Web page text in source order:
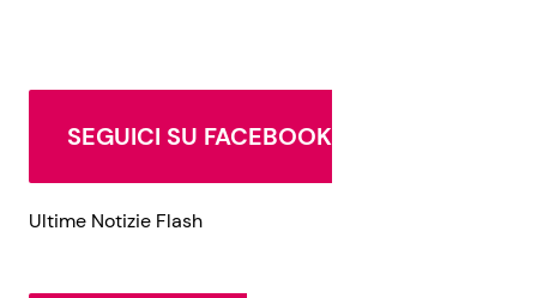
SEGUICI SU FACEBOOK
Ultime Notizie Flash